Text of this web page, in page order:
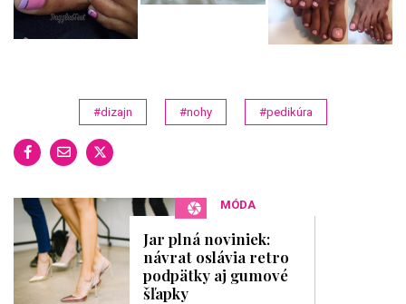
#dizajn #nohy #pedikúra
MÓDA
Jar plná noviniek:
návrat oslávia retro
podpätky aj gumové
šľapky